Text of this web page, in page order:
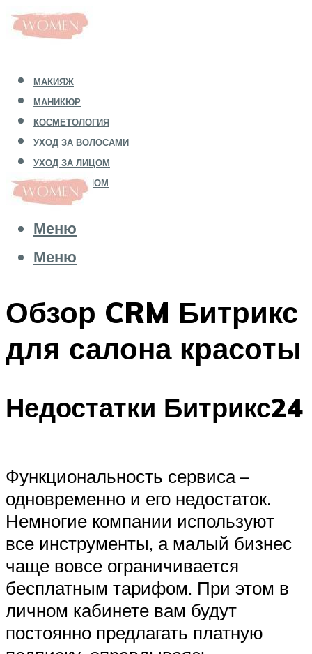
МАКИЯЖ
МАНИКЮР
КОСМЕТОЛОГИЯ
УХОД ЗА ВОЛОСАМИ
УХОД ЗА ЛИЦОМ
УХОД ЗА ТЕЛОМ
Меню
Меню
Обзор CRM Битрикс
для салона красоты
Недостатки Битрикс24
Функциональность сервиса –
одновременно и его недостаток.
Немногие компании используют
все инструменты, а малый бизнес
чаще вовсе ограничивается
бесплатным тарифом. При этом в
личном кабинете вам будут
постоянно предлагать платную